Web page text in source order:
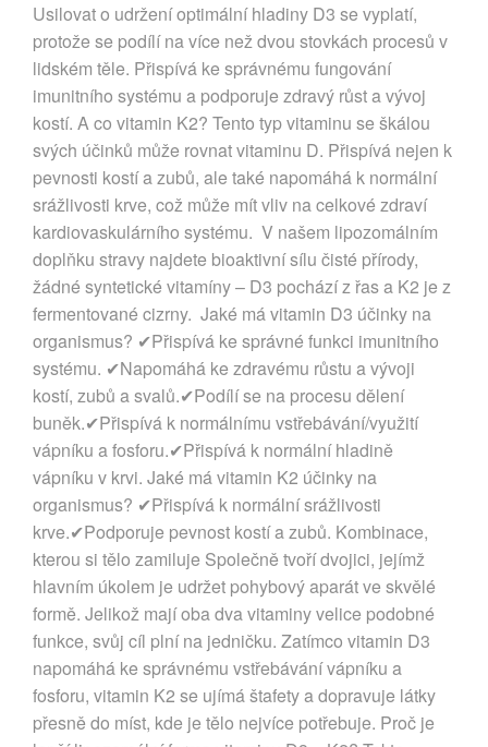
Usilovat o udržení optimální hladiny D3 se vyplatí,
protože se podílí na více než dvou stovkách procesů v
lidském těle. Přispívá ke správnému fungování
imunitního systému a podporuje zdravý růst a vývoj
kostí. A co vitamin K2? Tento typ vitaminu se škálou
svých účinků může rovnat vitaminu D. Přispívá nejen k
pevnosti kostí a zubů, ale také napomáhá k normální
srážlivosti krve, což může mít vliv na celkové zdraví
kardiovaskulárního systému. V našem lipozomálním
doplňku stravy najdete bioaktivní sílu čisté přírody,
žádné syntetické vitamíny – D3 pochází z řas a K2 je z
fermentované cizrny. Jaké má vitamin D3 účinky na
organismus? ✔Přispívá ke správné funkci imunitního
systému. ✔Napomáhá ke zdravému růstu a vývoji
kostí, zubů a svalů.✔Podílí se na procesu dělení
buněk.✔Přispívá k normálnímu vstřebávání/využití
vápníku a fosforu.✔Přispívá k normální hladině
vápníku v krvi. Jaké má vitamin K2 účinky na
organismus? ✔Přispívá k normální srážlivosti
krve.✔Podporuje pevnost kostí a zubů. Kombinace,
kterou si tělo zamiluje Společně tvoří dvojici, jejímž
hlavním úkolem je udržet pohybový aparát ve skvělé
formě. Jelikož mají oba dva vitaminy velice podobné
funkce, svůj cíl plní na jedničku. Zatímco vitamin D3
napomáhá ke správnému vstřebávání vápníku a
fosforu, vitamin K2 se ujímá štafety a dopravuje látky
přesně do míst, kde je tělo nejvíce potřebuje. Proč je